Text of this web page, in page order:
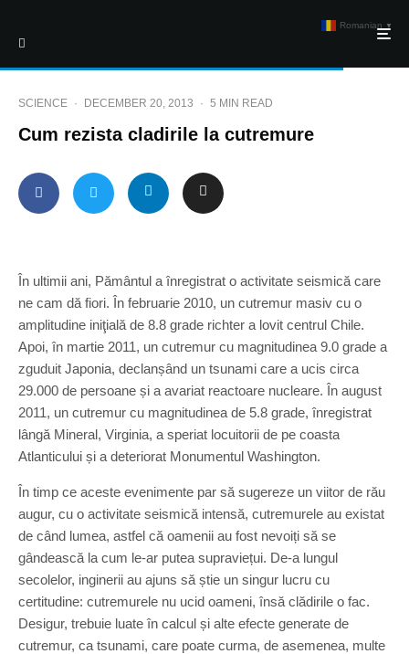
SCIENCE · DECEMBER 20, 2013 · 5 MIN READ
Cum rezista cladirile la cutremure
În ultimii ani, Pământul a înregistrat o activitate seismică care
ne cam dă fiori. În februarie 2010, un cutremur masiv cu o
amplitudine iniţială de 8.8 grade richter a lovit centrul Chile.
Apoi, în martie 2011, un cutremur cu magnitudinea 9.0 grade a
zguduit Japonia, declanșând un tsunami care a ucis circa
29.000 de persoane și a avariat reactoare nucleare. În august
2011, un cutremur cu magnitudinea de 5.8 grade, înregistrat
lângă Mineral, Virginia, a speriat locuitorii de pe coasta
Atlanticului și a deteriorat Monumentul Washington.
În timp ce aceste evenimente par să sugereze un viitor de rău
augur, cu o activitate seismică intensă, cutremurele au existat
de când lumea, astfel că oamenii au fost nevoiți să se
gândească la cum le-ar putea supraviețui. De-a lungul
secolelor, inginerii au ajuns să știe un singur lucru cu
certitudine: cutremurele nu ucid oameni, însă clădirile o fac.
Desigur, trebuie luate în calcul și alte efecte generate de
cutremur, ca tsunami, care poate curma, de asemenea, multe
Romanian ▼